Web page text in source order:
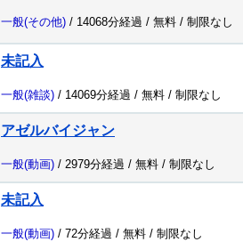
一般(その他) / 14068分経過 / 無料 / 制限なし
未記入
一般(雑談) / 14069分経過 / 無料 / 制限なし
アゼルバイジャン
一般(動画) / 2979分経過 / 無料 / 制限なし
未記入
一般(動画) / 72分経過 / 無料 / 制限なし